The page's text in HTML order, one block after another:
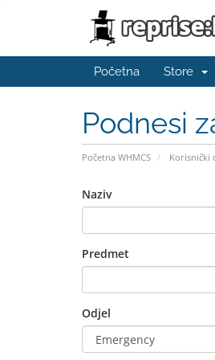
Početna Store
Podnesi
Početna WHMCS Korisnički
Naziv
Predmet
Odjel